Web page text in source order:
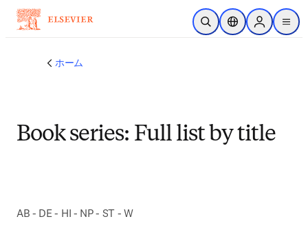
メインのコンテンツにスキップ
検索を開くロケーションセレ
Sign in to
menu
ホーム
Book series: Full list by title
AB - DE - HI - NP - ST - W